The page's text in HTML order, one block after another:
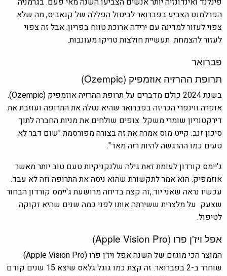
הפרלמנט הצביע בפברואר לביטול הפללה של קנאביס, מה שלא
צפוי לעזור למדינה עם ירידה ארוכת טווח בפריון. אבל זה צפוי
לעזור להצמחת תעשיית חולצות טריקו מעונבות.
פברואר
תרופת ההרזיה אוזמפיק (Ozempic)
בשנת 2024 כולם מדברים על תרופת ההרזיה אוזמפיק (Ozempic).
אופרה ווינפרי הכריזה בפברואר שהיא נטלה את התרופה ועוזבת את
דירקטוריון שומרי משקל. צופים שולחים את מניות החברה לתוך
סיכון זנב. קייט מוס אמרה את זה בצורה מפורסמת "שום דבר לא
טעים כמו ההרגשה להיות רזה מאד".
ג'יימס קורדון לעומת זאת גילה שלנקניקיות טעם טוב יותר מאשר
אוזמפיק. הוא אמר לתקשורת שהוא ניסה את התרופה וזה לא עבד.
עכשיו נראה שאני יוד.,זה קצת בדיחה מרושעת ג'יימס קורדון הבחור
שצעק על מלצרית ששירתה אותו לפני כמה שנים שהיא זקוקה
לטיפול.
אפל ויז'ן פרו (Apple Vision Pro)
המוצר הכי מוגזם של השנהאפל ויז'ן פרו (Apple Vision Pro)
שוחרר ב-2 בפברואר. זה קצת כמו גוגל גלאס שיצא 15 שנים קודם